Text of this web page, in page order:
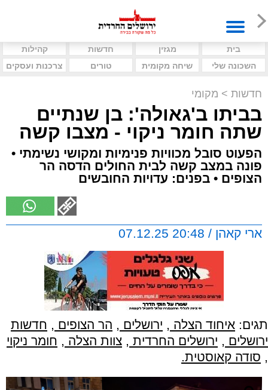
בית מגזין חדשות
קהילות
השכונה שלי
שיחה מקומית טורים צרכנות ועסקים
חדשות > מקומי
בביתו ב'גאולה': בן שנתיים
שתה חומר ניקוי - מצבו קשה
הפעוט סובל מכוויות פנימיות ומקושי נשימתי •
פונה במצב קשה לבית החולים הדסה הר
הצופים • בפנים: עדויות החובשים
ארי קאהן / 20:48 07.12.25
תגים: איחוד הצלה , ירושלים , הר הצופים , חדשות
ירושלים , ירושלים החרדית , צוות הצלה , חומר ניקוי
, סודה קאוסטית.